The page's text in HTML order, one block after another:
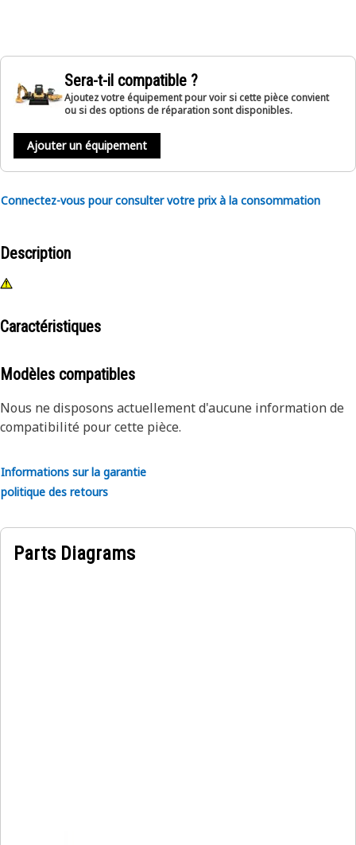
Sera-t-il compatible ?
Ajoutez votre équipement pour voir si cette pièce convient
ou si des options de réparation sont disponibles.
Ajouter un équipement
Connectez-vous pour consulter votre prix à la consommation
Description
Caractéristiques
Modèles compatibles
Nous ne disposons actuellement d'aucune information de
compatibilité pour cette pièce.
Informations sur la garantie
politique des retours
Parts Diagrams